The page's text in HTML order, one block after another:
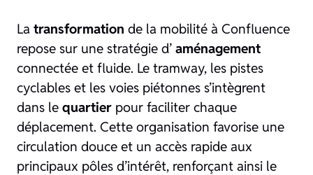
La transformation de la mobilité à Confluence
repose sur une stratégie d’ aménagement
connectée et fluide. Le tramway, les pistes
cyclables et les voies piétonnes s’intègrent
dans le quartier pour faciliter chaque
déplacement. Cette organisation favorise une
circulation douce et un accès rapide aux
principaux pôles d’intérêt, renforçant ainsi le